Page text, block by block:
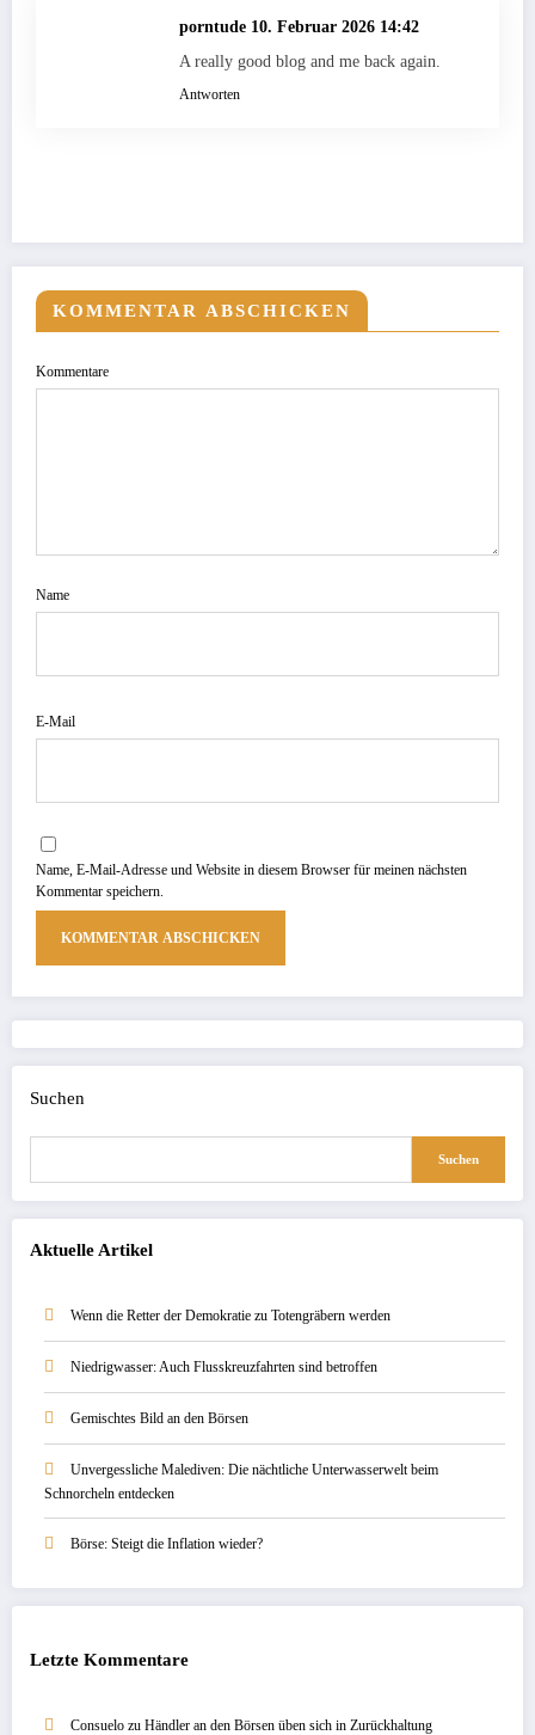
porntude 10. Februar 2026 14:42
A really good blog and me back again.
Antworten
KOMMENTAR ABSCHICKEN
Kommentare
Name
E-Mail
Name, E-Mail-Adresse und Website in diesem Browser für meinen nächsten
Kommentar speichern.
Suchen
Suchen
Aktuelle Artikel
Wenn die Retter der Demokratie zu Totengräbern werden
Niedrigwasser: Auch Flusskreuzfahrten sind betroffen
Gemischtes Bild an den Börsen
Unvergessliche Malediven: Die nächtliche Unterwasserwelt beim
Schnorcheln entdecken
Börse: Steigt die Inflation wieder?
Letzte Kommentare
Consuelo zu Händler an den Börsen üben sich in Zurückhaltung